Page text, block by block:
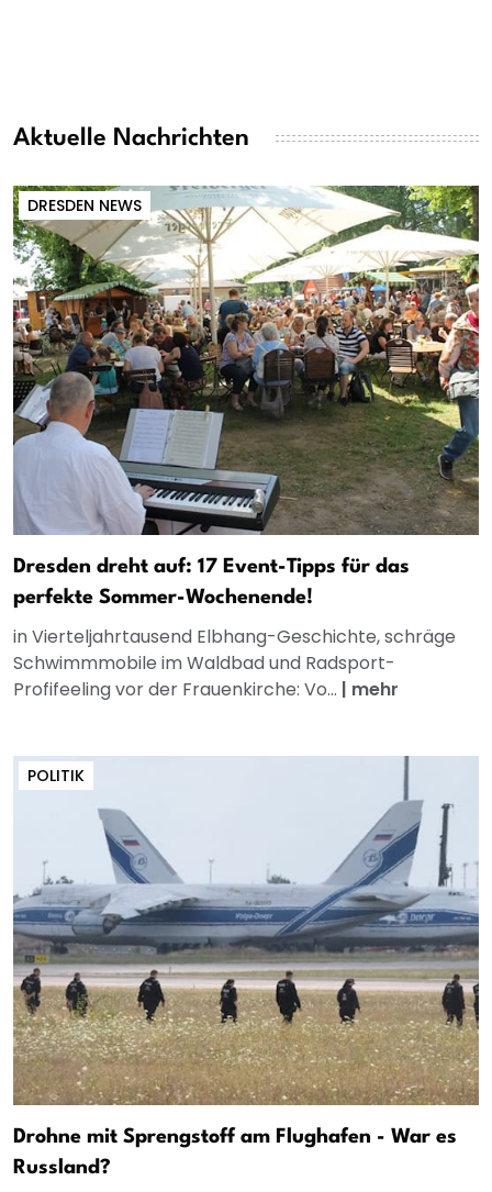
Aktuelle Nachrichten
DRESDEN NEWS
Dresden dreht auf: 17 Event-Tipps für das
perfekte Sommer-Wochenende!
in Vierteljahrtausend Elbhang-Geschichte, schräge
Schwimmmobile im Waldbad und Radsport-
Profifeeling vor der Frauenkirche: Vo... | mehr
POLITIK
Drohne mit Sprengstoff am Flughafen - War es
Russland?